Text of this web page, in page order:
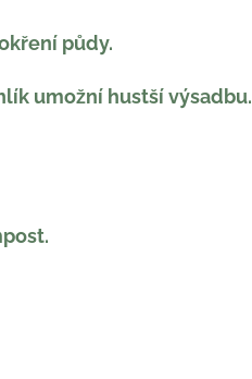
půdy.
umožní hustší výsadbu.